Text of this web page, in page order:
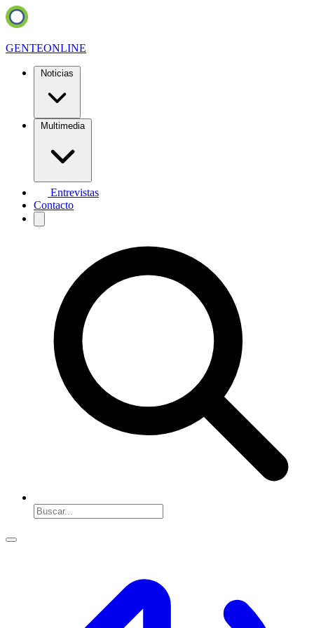
GENTEONLINE
Noticias
Multimedia
Entrevistas
Contacto